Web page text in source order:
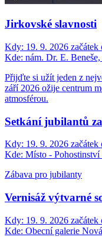
Jirkovské slavnosti
Kdy: 19. 9. 2026
Kde: nám. Dr. E.
Přijďte si užít jeden z
září 2026 ožije centrum
atmosférou.
Setkání jubilantů
Kdy: 19. 9. 2026 začátek
Kde: Místo - Pohostinství
Zábava pro jubilanty
Vernisáž výtvarné
Kdy: 19. 9. 2026
Kde: Obecní galerie